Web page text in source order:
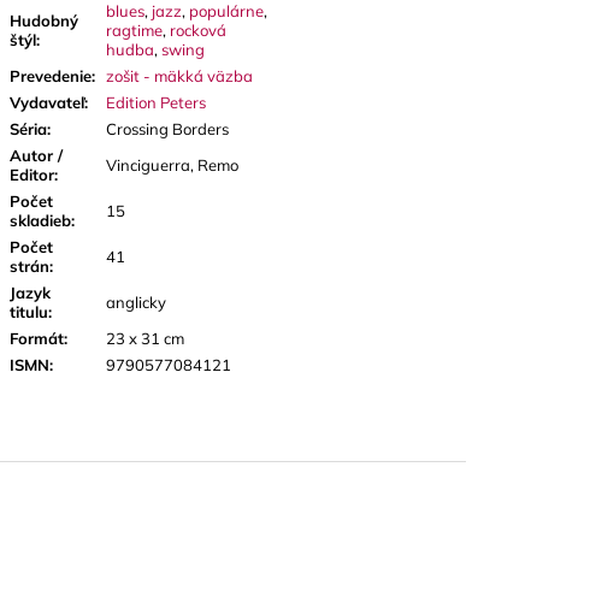
Hudobný
štýl:
blues, jazz, populárne,
ragtime, rocková
hudba, swing
Prevedenie: zošit - mäkká väzba
Vydavateľ:
Edition Peters
Séria:
Crossing Borders
Autor /
Editor:
Vinciguerra, Remo
Počet
skladieb:
15
Počet
strán:
41
Jazyk
titulu:
anglicky
Formát:
23 x 31 cm
ISMN: 9790577084121